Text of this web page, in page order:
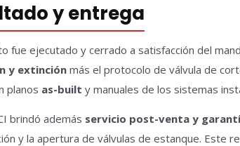
y entrega
fue ejecutado y cerrado a satisfacción del
y extinción más el protocolo de válvula de
planos as-built y manuales de los sistemas
brindó además servicio post-venta y
y la apertura de válvulas de estanque. Este